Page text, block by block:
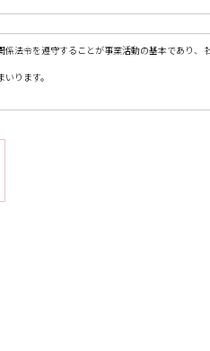
法令を遵守することが事業活動の基本であり、
ります。